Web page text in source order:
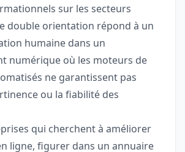
sur les secteurs
double orientation répond à un
humaine dans un
numérique où les moteurs de
ne garantissent pas
ou la fiabilité des
qui cherchent à améliorer
ligne, figurer dans un annuaire